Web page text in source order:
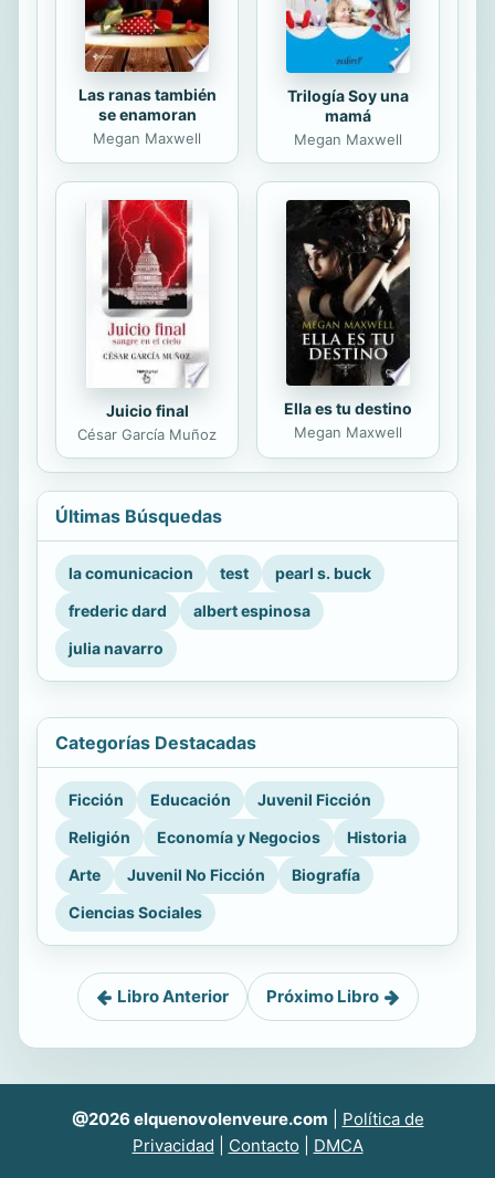
Las ranas también
se enamoran
Megan Maxwell
Trilogía Soy una
mamá
Megan Maxwell
Juicio final
César García Muñoz
Ella es tu destino
Megan Maxwell
Últimas Búsquedas
la comunicacion test
pearl s. buck
frederic dard
albert espinosa
julia navarro
Categorías Destacadas
Ficción Educación
Juvenil Ficción
Religión
Economía y Negocios
Historia
Arte
Juvenil No Ficción
Biografía
Ciencias Sociales
Libro Anterior Próximo Libro
@2026 elquenovolenveure.com
Política de
Privacidad
Contacto DMCA